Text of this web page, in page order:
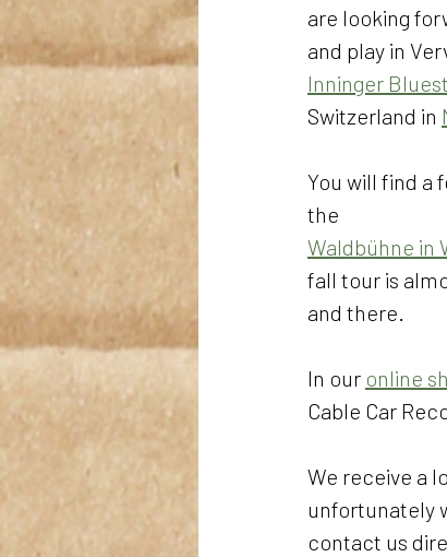
are looking
and play in
Inninger
Switzerland in
You will find a
the
Waldbühne in
fall tour is
and there.
In our online
Cable Car
We receive a
unfortunately
contact us